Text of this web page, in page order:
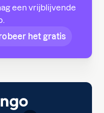
een vrijblijvende
het gratis